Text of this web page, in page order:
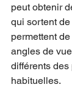
peut obtenir
qui sortent de
permettent
angles de
différents
habituelles.